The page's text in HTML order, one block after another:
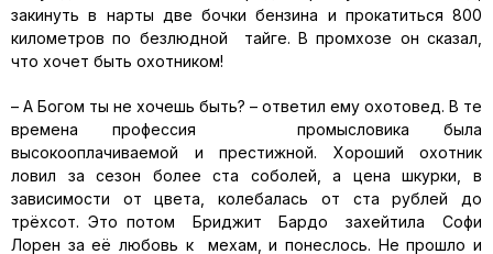
закинуть в нарты две бочки бензина и прокатиться 800
километров по безлюдной тайге. В промхозе он сказал,
что хочет быть охотником!
– А Богом ты не хочешь быть? – ответил ему охотовед. В те
времена профессия промысловика была
высокооплачиваемой и престижной. Хороший охотник
ловил за сезон более ста соболей, а цена шкурки, в
зависимости от цвета, колебалась от ста рублей до
трёхсот. Это потом Бриджит Бардо захейтила Софи
Лорен за её любовь к мехам, и понеслось. Не прошло и